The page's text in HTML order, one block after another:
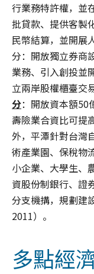
行業務特許權，並
批貸款、提供客製
民幣結算，並開展
分：開放獨立券商
業務、引入創投並
立兩岸股權櫃臺交
分：開放資本額50
壽險業合資比可提
外，平潭針對台灣
術產業園、保稅物
小企業、大學生、
資股份制銀行、證
分支機搆，規劃建
2011）。
多點經